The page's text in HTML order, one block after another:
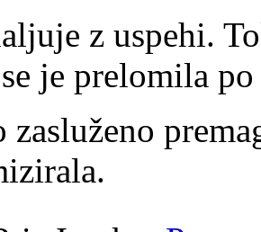
z uspehi.
je prelomila
zasluženo